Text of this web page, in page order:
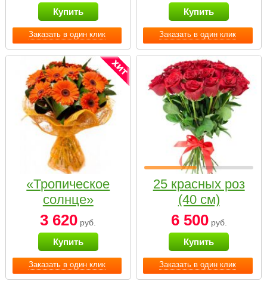
Заказать в один клик
Купить
Заказать в один клик
Купить
Заказать в один клик
«Тропическое
солнце»
3 620 руб.
Купить
Заказать в один клик
25 красных роз
(40 см)
6 500руб.
Купить